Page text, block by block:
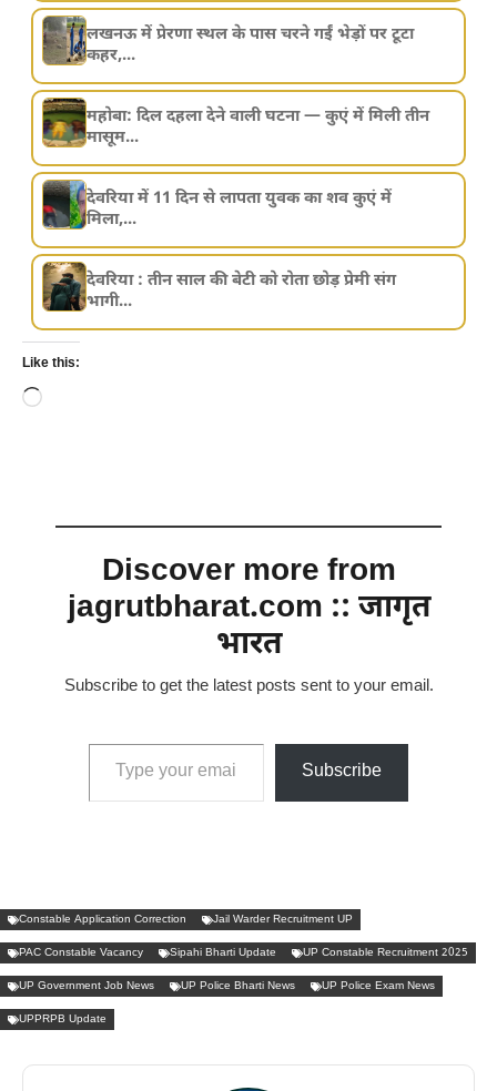
लखनऊ में प्रेरणा स्थल के पास चरने गईं भेड़ों पर टूटा
कहर,...
महोबा: दिल दहला देने वाली घटना — कुएं में मिली तीन
मासूम...
देवरिया में 11 दिन से लापता युवक का शव कुएं में
मिला,...
देवरिया : तीन साल की बेटी को रोता छोड़ प्रेमी संग
भागी...
Like this:
Loading…
Discover more from
jagrutbharat.com :: जागृत
भारत
Subscribe to get the latest posts sent to your email.
Type your email…
Subscribe
Constable Application Correction Jail Warder Recruitment UP
PAC Constable Vacancy Sipahi Bharti Update UP Constable Recruitment 2025
UP Government Job News UP Police Bharti News UP Police Exam News
UPPRPB Update